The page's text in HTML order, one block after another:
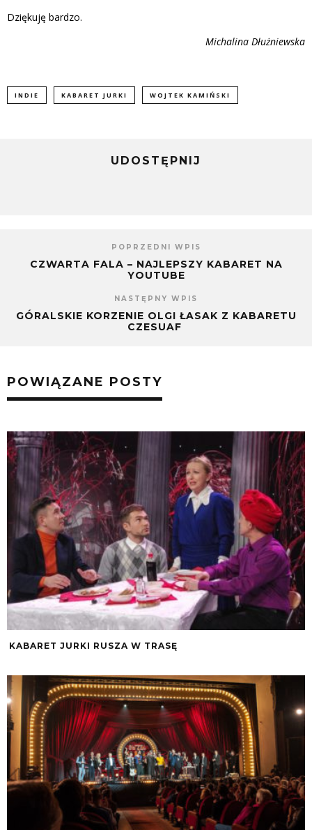
Dziękuję bardzo.
Michalina Dłużniewska
INDIE KABARET JURKI WOJTEK KAMIŃSKI
UDOSTĘPNIJ
POPRZEDNI WPIS
CZWARTA FALA – NAJLEPSZY KABARET NA
YOUTUBE
NASTĘPNY WPIS
GÓRALSKIE KORZENIE OLGI ŁASAK Z KABARETU
CZESUAF
POWIĄZANE POSTY
KABARET JURKI RUSZA W TRASĘ